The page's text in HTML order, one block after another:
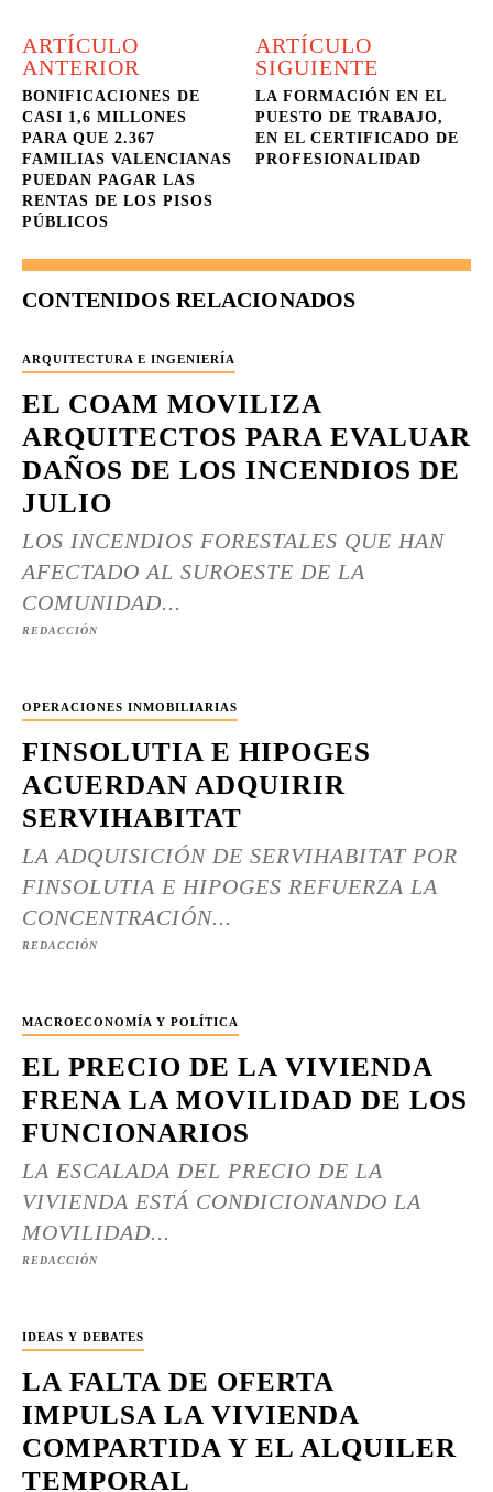
ARTÍCULO
ANTERIOR
BONIFICACIONES DE
CASI 1,6 MILLONES
PARA QUE 2.367
FAMILIAS VALENCIANAS
PUEDAN PAGAR LAS
RENTAS DE LOS PISOS
PÚBLICOS
ARTÍCULO
SIGUIENTE
LA FORMACIÓN EN EL
PUESTO DE TRABAJO,
EN EL CERTIFICADO DE
PROFESIONALIDAD
CONTENIDOS RELACIONADOS
ARQUITECTURA E INGENIERÍA
EL COAM MOVILIZA
ARQUITECTOS PARA EVALUAR
DAÑOS DE LOS INCENDIOS DE
JULIO
LOS INCENDIOS FORESTALES QUE HAN
AFECTADO AL SUROESTE DE LA
COMUNIDAD...
REDACCIÓN
OPERACIONES INMOBILIARIAS
FINSOLUTIA E HIPOGES
ACUERDAN ADQUIRIR
SERVIHABITAT
LA ADQUISICIÓN DE SERVIHABITAT POR
FINSOLUTIA E HIPOGES REFUERZA LA
CONCENTRACIÓN...
REDACCIÓN
MACROECONOMÍA Y POLÍTICA
EL PRECIO DE LA VIVIENDA
FRENA LA MOVILIDAD DE LOS
FUNCIONARIOS
LA ESCALADA DEL PRECIO DE LA
VIVIENDA ESTÁ CONDICIONANDO LA
MOVILIDAD...
REDACCIÓN
IDEAS Y DEBATES
LA FALTA DE OFERTA
IMPULSA LA VIVIENDA
COMPARTIDA Y EL ALQUILER
TEMPORAL